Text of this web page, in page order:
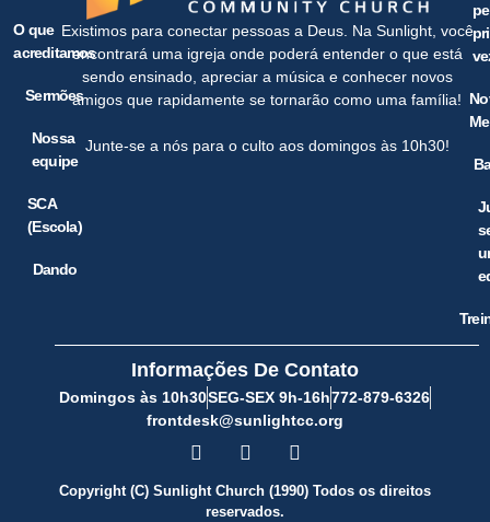
O que
acreditamos
Sermões
Nossa
equipe
SCA
(Escola)
Dando
Existimos para conectar pessoas a Deus. Na Sunlight, você
encontrará uma igreja onde poderá entender o que está
sendo ensinado, apreciar a música e conhecer novos
amigos que rapidamente se tornarão como uma família!
Junte-se a nós para o culto aos domingos às 10h30!
Informações De Contato
Domingos às 10h30SEG-SEX 9h-16h772-879-6326
frontdesk@sunlightcc.org
Copyright (C) Sunlight Church (1990) Todos os direitos
reservados.